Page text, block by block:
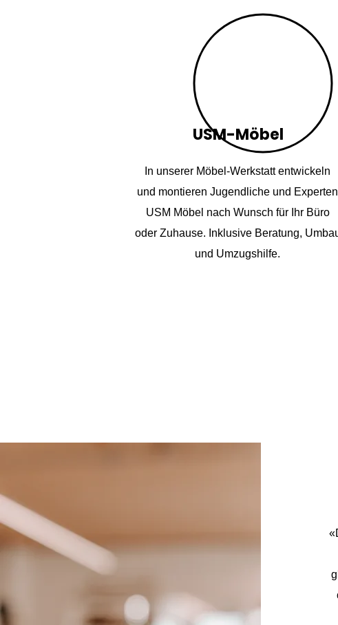
USM-Möbel
In unserer Möbel-Werkstatt entwickeln
und montieren Jugendliche und Experten
USM Möbel nach Wunsch für Ihr Büro
oder Zuhause. Inklusive Beratung,
und Umzugshilfe.